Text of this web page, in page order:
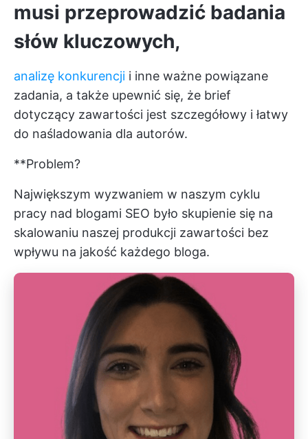
musi przeprowadzić badania
słów kluczowych,
analizę konkurencji i inne ważne powiązane
zadania, a także upewnić się, że brief
dotyczący zawartości jest szczegółowy i łatwy
do naśladowania dla autorów.
**Problem?
Największym wyzwaniem w naszym cyklu
pracy nad blogami SEO było skupienie się na
skalowaniu naszej produkcji zawartości bez
wpływu na jakość każdego bloga.